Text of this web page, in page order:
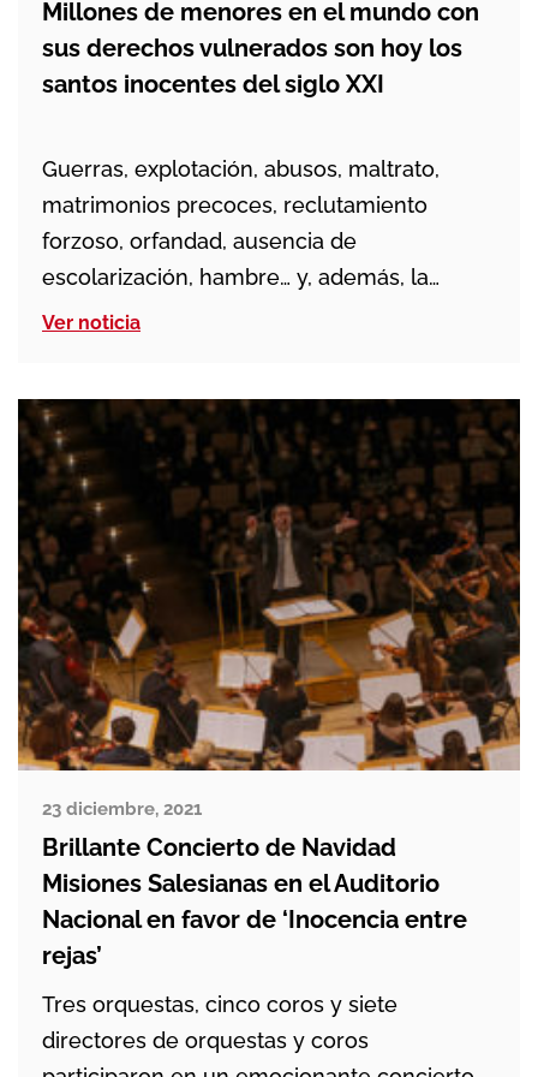
Millones de menores en el mundo con
sus derechos vulnerados son hoy los
santos inocentes del siglo XXI
Guerras, explotación, abusos, maltrato,
matrimonios precoces, reclutamiento
forzoso, orfandad, ausencia de
escolarización, hambre… y, además, la
pandemia decoronavirus. Estas son algunas
se combinan para mayor sufrimiento de los
menores. En más de 130 países los
misioneros salesianos […]
Ver noticia
23 diciembre, 2021
Brillante Concierto de Navidad
Misiones Salesianas en el Auditorio
Nacional en favor de ‘Inocencia entre
rejas’
Tres orquestas, cinco coros y siete
directores de orquestas y coros